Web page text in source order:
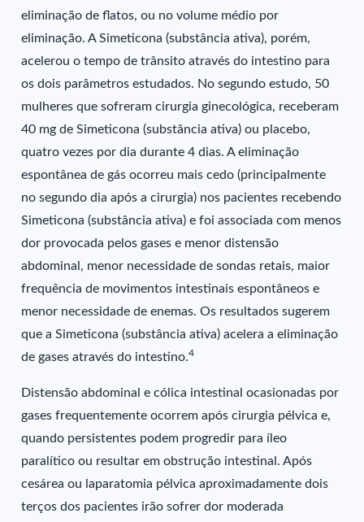
eliminação de flatos, ou no volume médio por
eliminação. A Simeticona (substância ativa), porém,
acelerou o tempo de trânsito através do intestino para
os dois parâmetros estudados. No segundo estudo, 50
mulheres que sofreram cirurgia ginecológica, receberam
40 mg de Simeticona (substância ativa) ou placebo,
quatro vezes por dia durante 4 dias. A eliminação
espontânea de gás ocorreu mais cedo (principalmente
no segundo dia após a cirurgia) nos pacientes recebendo
Simeticona (substância ativa) e foi associada com menos
dor provocada pelos gases e menor distensão
abdominal, menor necessidade de sondas retais, maior
frequência de movimentos intestinais espontâneos e
menor necessidade de enemas. Os resultados sugerem
que a Simeticona (substância ativa) acelera a eliminação
de gases através do intestino.4
Distensão abdominal e cólica intestinal ocasionadas por
gases frequentemente ocorrem após cirurgia pélvica e,
quando persistentes podem progredir para íleo
paralítico ou resultar em obstrução intestinal. Após
cesárea ou laparatomia pélvica aproximadamente dois
terços dos pacientes irão sofrer dor moderada